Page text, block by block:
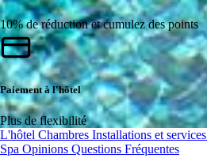
10% de réduction et cumulez des points
Paiement à l'hôtel
Plus de flexibilité
L'hôtel Chambres Installations et services
Spa Opinions Questions Fréquentes